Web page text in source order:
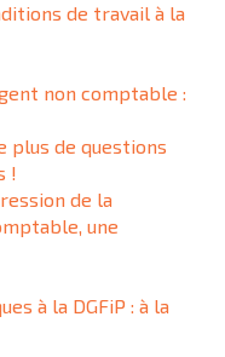
de travail à la
non comptable :
plus de questions
!
de la
une
à la DGFiP : à la